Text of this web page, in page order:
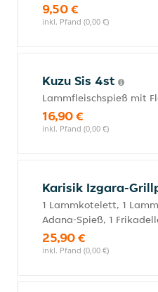
9,50 €
inkl. Pfand (0,00 €)
Kuzu Sis 4st
Lammfleischspieß mit
16,90 €
inkl. Pfand (0,00 €)
Karisik Izgara-
1 Lammkotelett, 1
Adana-Spieß, 1
25,90 €
inkl. Pfand (0,00 €)